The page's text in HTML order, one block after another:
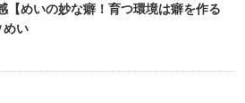
【めいの妙な癖！育つ環境は癖を作る
い